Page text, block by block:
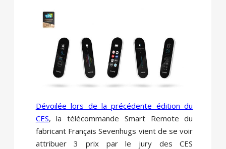
Dévoilée lors de la précédente édition du
CES, la télécommande Smart Remote du
fabricant Français Sevenhugs vient de se voir
attribuer 3 prix par le jury des CES